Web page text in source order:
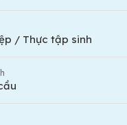
/ Thực tập sinh